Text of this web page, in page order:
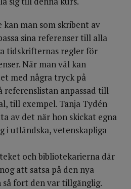
man som skribent av
sina referenser till alla
tidskrifternas regler för
När man väl kan
med några tryck på
anpassad till
till exempel. Tanja Tydén
av det när hon skickat egna
i utländska, vetenskapliga
och bibliotekarierna där
att satsa på den nya
fort den var tillgänglig.